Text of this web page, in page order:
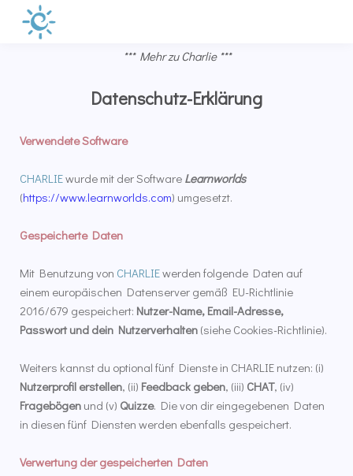
*** Mehr zu Charlie ***
Datenschutz-Erklärung
Verwendete Software
CHARLIEwurde mit der Software Learnworlds
(https://www.learnworlds.com) umgesetzt.
Gespeicherte Daten
Mit Benutzung von CHARLIEwerden folgende Daten auf
einem europäischen Datenserver gemäß EU-Richtlinie
2016/679 gespeichert: Nutzer-Name, Email-Adresse,
Passwort und dein Nutzerverhalten (siehe Cookies-Richtlinie).
Weiters kannst du optional fünf Dienste in CHARLIE nutzen: (i)
Nutzerprofil erstellen, (ii) Feedback geben, (iii) CHAT, (iv)
Fragebögen und (v) Quizze. Die von dir eingegebenen Daten
in diesen fünf Diensten werden ebenfalls gespeichert.
Verwertung der gespeicherten Daten